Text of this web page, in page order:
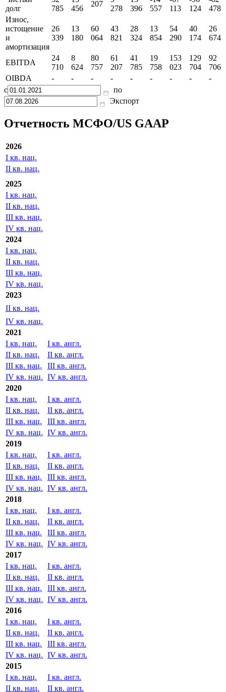
долг
785
456
207
278
396
557
113
124
478
Износ,
истощение
и
амортизация
26
339
13
180
60
064
43
821
28
324
13
854
54
290
40
174
26
674
EBITDA
24
710
8
624
80
757
61
207
41
785
19
758
153
023
129
704
92
706
OIBDA
- - - - - - - -
-
с
по
Экспорт
Отчетность МСФО/US GAAP
2026
I кв. нац.
II кв. нац.
2025
I кв. нац.
II кв. нац.
III кв. нац.
IV кв. нац.
2024
I кв. нац.
II кв. нац.
III кв. нац.
IV кв. нац.
2023
II кв. нац.
IV кв. нац.
2021
I кв. нац.
I кв. англ.
II кв. нац.
II кв. англ.
III кв. нац.
III кв. англ.
IV кв. нац. IV кв. англ.
2020
I кв. нац.
I кв. англ.
II кв. нац.
II кв. англ.
III кв. нац.
III кв. англ.
IV кв. нац. IV кв. англ.
2019
I кв. нац.
I кв. англ.
II кв. нац.
II кв. англ.
III кв. нац.
III кв. англ.
IV кв. нац. IV кв. англ.
2018
I кв. нац.
I кв. англ.
II кв. нац.
II кв. англ.
III кв. нац.
III кв. англ.
IV кв. нац. IV кв. англ.
2017
I кв. нац.
I кв. англ.
II кв. нац.
II кв. англ.
III кв. нац.
III кв. англ.
IV кв. нац. IV кв. англ.
2016
I кв. нац.
I кв. англ.
II кв. нац.
II кв. англ.
III кв. нац.
III кв. англ.
IV кв. нац. IV кв. англ.
2015
I кв. нац.
I кв. англ.
II кв. нац.
II кв. англ.